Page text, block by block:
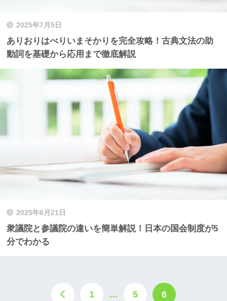
2025年7月5日
ありおりはべりいまそかりを完全攻略！古典文法の助
動詞を基礎から応用まで徹底解説
2025年6月21日
衆議院と参議院の違いを簡単解説！日本の国会制度が5
分でわかる
1 … 5 6